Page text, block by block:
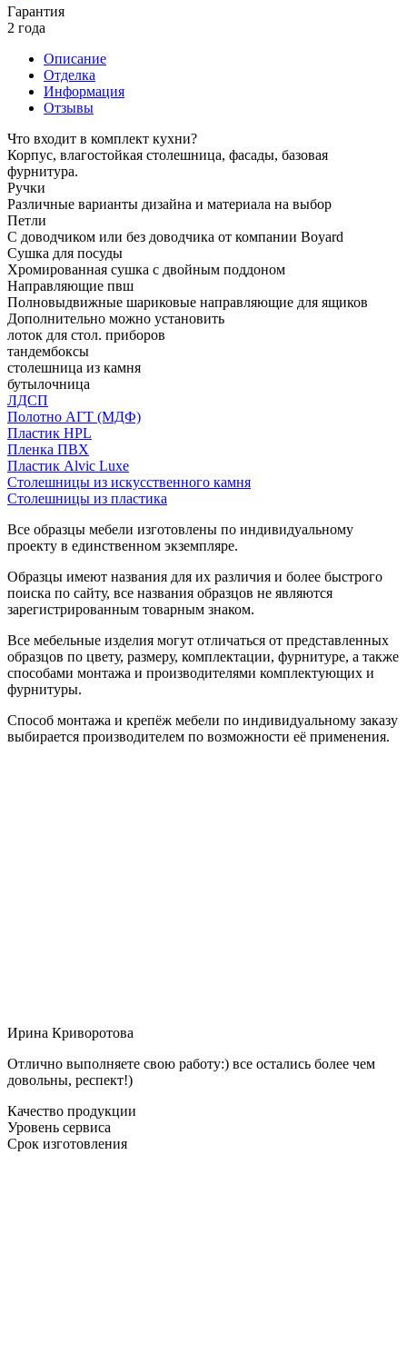
Гарантия
2 года
Описание
Отделка
Информация
Отзывы
Что входит в комплект кухни?
Корпус, влагостойкая столешница, фасады, базовая
фурнитура.
Ручки
Различные варианты дизайна и материала на выбор
Петли
С доводчиком или без доводчика от компании Boyard
Сушка для посуды
Хромированная сушка с двойным поддоном
Направляющие пвш
Полновыдвижные шариковые направляющие для ящиков
Дополнительно можно установить
лоток для стол. приборов
тандембоксы
столешница из камня
бутылочница
ЛДСП
Полотно АГТ (МДФ)
Пластик HPL
Пленка ПВХ
Пластик Alvic Luxe
Столешницы из искусственного камня
Столешницы из пластика
Все образцы мебели изготовлены по индивидуальному
проекту в единственном экземпляре.
Образцы имеют названия для их различия и более быстрого
поиска по сайту, все названия образцов не являются
зарегистрированным товарным знаком.
Все мебельные изделия могут отличаться от представленных
образцов по цвету, размеру, комплектации, фурнитуре, а также
способами монтажа и производителями комплектующих и
фурнитуры.
Способ монтажа и крепёж мебели по индивидуальному заказу
выбирается производителем по возможности её применения.
Ирина Криворотова
Отлично выполняете свою работу:) все остались более чем
довольны, респект!)
Качество продукции
Уровень сервиса
Срок изготовления